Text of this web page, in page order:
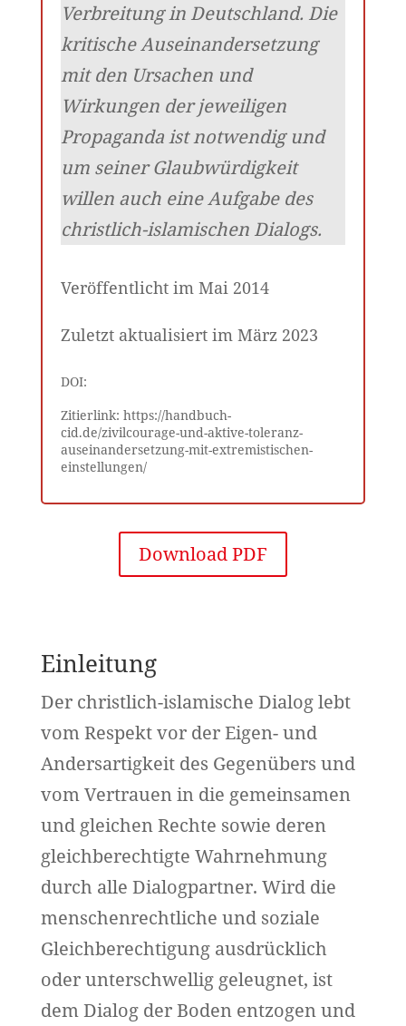
Verbreitung in Deutschland. Die
kritische Auseinandersetzung
mit den Ursachen und
Wirkungen der jeweiligen
Propaganda ist notwendig und
um seiner Glaubwürdigkeit
willen auch eine Aufgabe des
christlich-islamischen Dialogs.
Veröffentlicht im Mai 2014
Zuletzt aktualisiert im März 2023
DOI:
Zitierlink: https://handbuch-
cid.de/zivilcourage-und-aktive-toleranz-
auseinandersetzung-mit-extremistischen-
einstellungen/
Download PDF
Einleitung
Der christlich-islamische Dialog lebt
vom Respekt vor der Eigen- und
Andersartigkeit des Gegenübers und
vom Vertrauen in die gemeinsamen
und gleichen Rechte sowie deren
gleichberechtigte Wahrnehmung
durch alle Dialogpartner. Wird die
menschenrechtliche und soziale
Gleichberechtigung ausdrücklich
oder unterschwellig geleugnet, ist
dem Dialog der Boden entzogen und